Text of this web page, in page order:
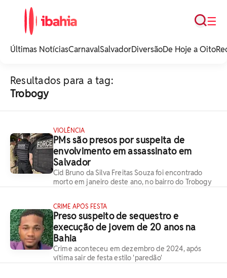
noticias e
☰
Busca
Últimas NotíciasCarnavalSalvadorDiversãoDe Hoje a Oito
Resultados para a tag:
Trobogy
VIOLÊNCIA
PMs são presos por suspeita de
envolvimento em assassinato em
Salvador
Cid Bruno da Silva Freitas Souza foi encontrado
morto em janeiro deste ano, no bairro do Trobogy
CRIME APÓS FESTA
Preso suspeito de sequestro e
execução de jovem de 20 anos na
Bahia
Crime aconteceu em dezembro de 2024, após
vítima sair de festa estilo 'paredão'